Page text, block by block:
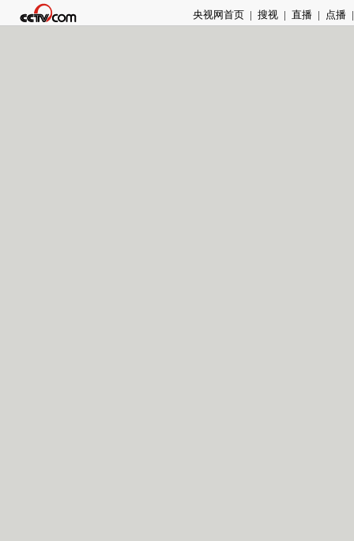
央视网首页 | 搜视 | 直播 | 点播 |